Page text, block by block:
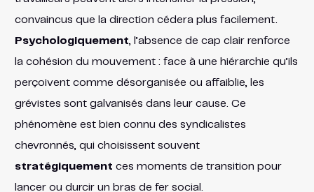
convaincus que la direction cédera plus facilement.
Psychologiquement , l’absence de cap clair renforce
la cohésion du mouvement : face à une hiérarchie qu’ils
perçoivent comme désorganisée ou affaiblie, les
grévistes sont galvanisés dans leur cause. Ce
phénomène est bien connu des syndicalistes
chevronnés, qui choisissent souvent
stratégiquement ces moments de transition pour
lancer ou durcir un bras de fer social.